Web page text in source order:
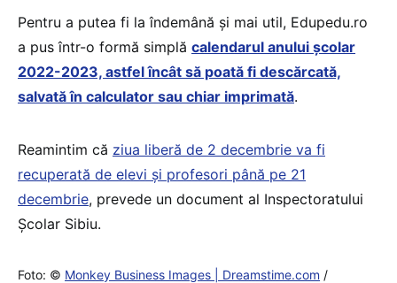
Pentru a putea fi la îndemână şi mai util, Edupedu.ro
a pus într-o formă simplă calendarul anului şcolar
2022-2023, astfel încât să poată fi descărcată,
salvată în calculator sau chiar imprimată.
Reamintim că ziua liberă de 2 decembrie va fi
recuperată de elevi și profesori până pe 21
decembrie, prevede un document al Inspectoratului
Școlar Sibiu.
Foto: © Monkey Business Images | Dreamstime.com /